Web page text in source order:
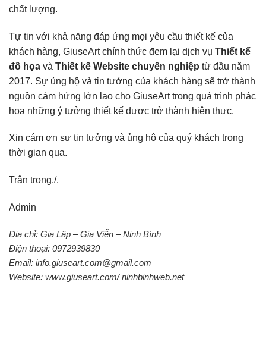
chất lượng.
Tự tin với khả năng đáp ứng mọi yêu cầu thiết kế của
khách hàng, GiuseArt chính thức đem lại dịch vụ Thiết kế
đồ họa và Thiết kế Website chuyên nghiệp từ đầu năm
2017. Sự ủng hộ và tin tưởng của khách hàng sẽ trở thành
nguồn cảm hứng lớn lao cho GiuseArt trong quá trình phác
họa những ý tưởng thiết kế được trở thành hiện thực.
Xin cám ơn sự tin tưởng và ủng hộ của quý khách trong
thời gian qua.
Trân trọng./.
Admin
Địa chỉ: Gia Lập – Gia Viễn – Ninh Bình
Điện thoại: 0972939830
Email: info.giuseart.com@gmail.com
Website: www.giuseart.com/ ninhbinhweb.net